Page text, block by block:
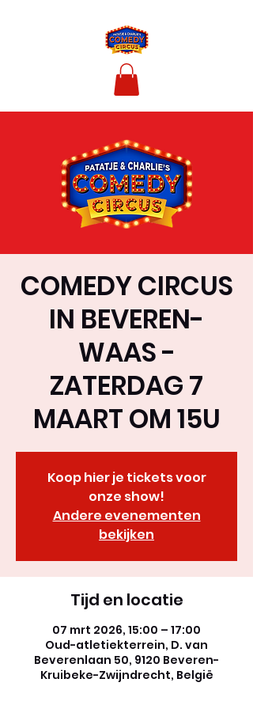
COMEDY CIRCUS
IN BEVEREN-
WAAS -
ZATERDAG 7
MAART OM 15U
Koop hier je tickets voor
onze show!
Andere evenementen
bekijken
Tijd en locatie
07 mrt 2026, 15:00 – 17:00
Oud-atletiekterrein, D. van
Beverenlaan 50, 9120 Beveren-
Kruibeke-Zwijndrecht, België